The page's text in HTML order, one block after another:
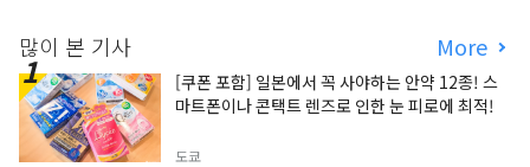
많이 본 기사 More
[쿠폰 포함] 일본에서 꼭 사야하는 안약 12종! 스
마트폰이나 콘택트 렌즈로 인한 눈 피로에 최적!
도쿄